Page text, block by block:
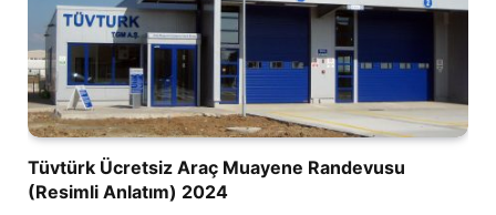
Tüvtürk Ücretsiz Araç Muayene Randevusu
(Resimli Anlatım) 2024